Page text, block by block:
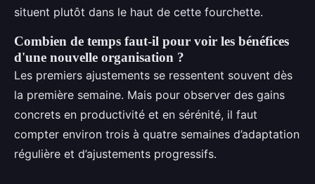
situent plutôt dans le haut de cette fourchette.
Combien de temps faut-il pour voir les bénéfices
d'une nouvelle organisation ?
Les premiers ajustements se ressentent souvent dès
la première semaine. Mais pour observer des gains
concrets en productivité et en sérénité, il faut
compter environ trois à quatre semaines d’adaptation
régulière et d’ajustements progressifs.